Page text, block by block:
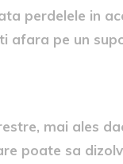
perdelele in
afara pe un
mai ales
poate sa